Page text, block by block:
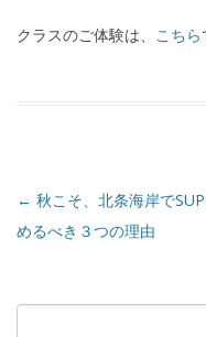
クラスのご体験は、 こちら
← 秋こそ、北条海岸で
めるべき３つの理由